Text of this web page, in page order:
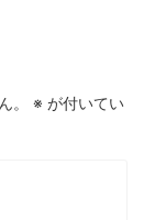
。 ※ が付いてい